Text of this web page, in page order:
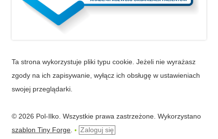
Ta strona wykorzystuje pliki typu cookie. Jeżeli nie wyrażasz
zgody na ich zapisywanie, wyłącz ich obsługę w ustawieniach
swojej przeglądarki.
© 2026 Pol-Ilko. Wszystkie prawa zastrzeżone. Wykorzystano
szablon Tiny Forge • Zaloguj się